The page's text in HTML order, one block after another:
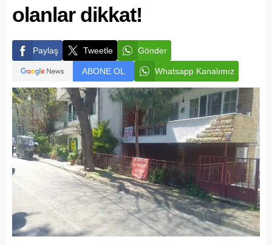
olanlar dikkat!
Paylaş Tweetle Gönder
ABONE OL Whatsapp Kanalımız